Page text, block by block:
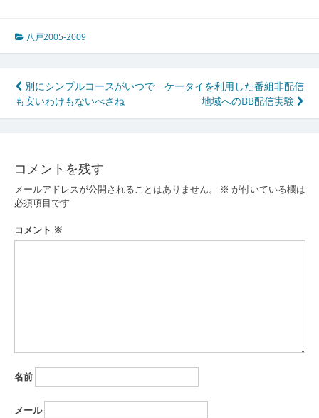
八戸2005-2009
投
稿
ビ
ゲ
ー
シ
別にシンプルコースがいつで
も安いわけもないべさね
ケータイを利用した番組非配信
地域へのBB配信実験
コメントを残す
メールアドレスが公開されることはありません。 ※ が付いている欄は
必須項目です
コメント ※
名前
メール